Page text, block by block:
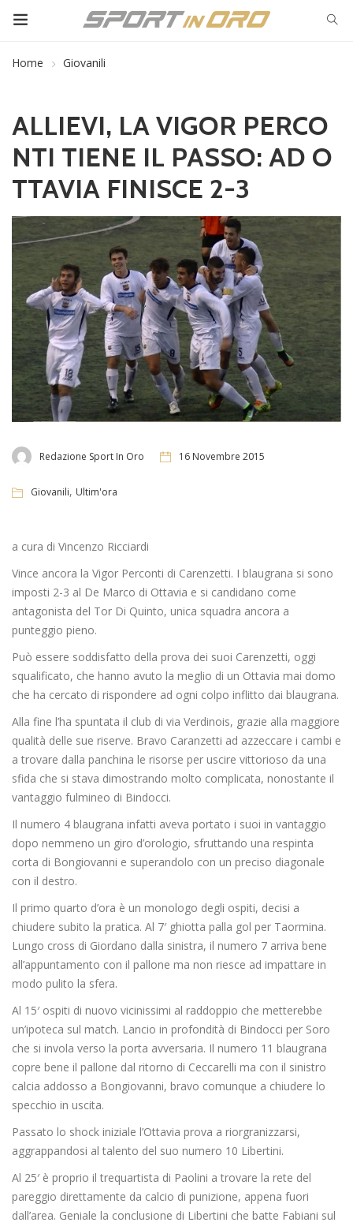
Home Giovanili
ALLIEVI, LA VIGOR PERCO
NTI TIENE IL PASSO: AD O
TTAVIA FINISCE 2-3
Redazione Sport In Oro 16 Novembre 2015
Giovanili, Ultim'ora
a cura di Vincenzo Ricciardi
Vince ancora la Vigor Perconti di Carenzetti. I blaugrana si sono
imposti 2-3 al De Marco di Ottavia e si candidano come
antagonista del Tor Di Quinto, unica squadra ancora a
punteggio pieno.
Può essere soddisfatto della prova dei suoi Carenzetti, oggi
squalificato, che hanno avuto la meglio di un Ottavia mai domo
che ha cercato di rispondere ad ogni colpo inflitto dai blaugrana.
Alla fine l’ha spuntata il club di via Verdinois, grazie alla maggiore
qualità delle sue riserve. Bravo Caranzetti ad azzeccare i cambi e
a trovare dalla panchina le risorse per uscire vittorioso da una
sfida che si stava dimostrando molto complicata, nonostante il
vantaggio fulmineo di Bindocci.
Il numero 4 blaugrana infatti aveva portato i suoi in vantaggio
dopo nemmeno un giro d’orologio, sfruttando una respinta
corta di Bongiovanni e superandolo con un preciso diagonale
con il destro.
Il primo quarto d’ora è un monologo degli ospiti, decisi a
chiudere subito la pratica. Al 7′ ghiotta palla gol per Taormina.
Lungo cross di Giordano dalla sinistra, il numero 7 arriva bene
all’appuntamento con il pallone ma non riesce ad impattare in
modo pulito la sfera.
Al 15′ ospiti di nuovo vicinissimi al raddoppio che metterebbe
un’ipoteca sul match. Lancio in profondità di Bindocci per Soro
che si invola verso la porta avversaria. Il numero 11 blaugrana
copre bene il pallone dal ritorno di Ceccarelli ma con il sinistro
calcia addosso a Bongiovanni, bravo comunque a chiudere lo
specchio in uscita.
Passato lo shock iniziale l’Ottavia prova a riorgranizzarsi,
aggrappandosi al talento del suo numero 10 Libertini.
Al 25′ è proprio il trequartista di Paolini a trovare la rete del
pareggio direttamente da calcio di punizione, appena fuori
dall’area. Geniale la conclusione di Libertini che batte Fabiani sul